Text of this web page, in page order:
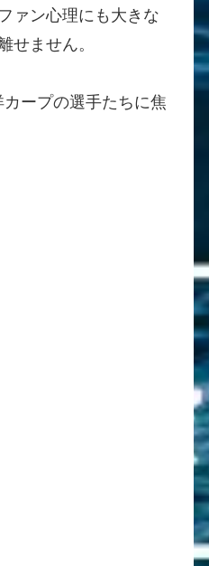
ァン心理にも大きな
せません。
ープの選手たちに焦